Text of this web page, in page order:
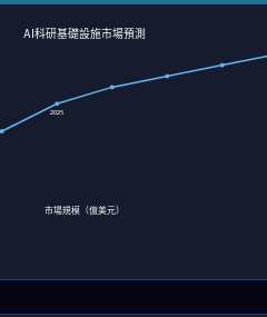
2026
市場規模（億美元）
AI科研基礎設施市場預測